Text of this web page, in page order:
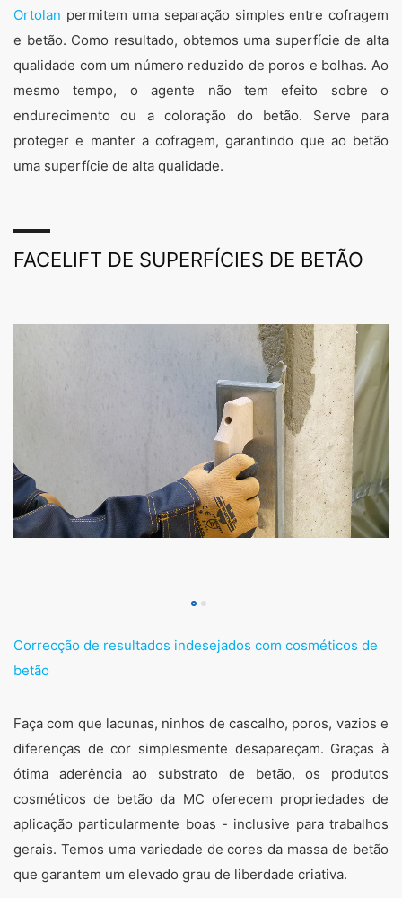
Ortolan permitem uma separação simples entre cofragem
e betão. Como resultado, obtemos uma superfície de alta
qualidade com um número reduzido de poros e bolhas. Ao
mesmo tempo, o agente não tem efeito sobre o
endurecimento ou a coloração do betão. Serve para
proteger e manter a cofragem, garantindo que ao betão
uma superfície de alta qualidade.
FACELIFT DE SUPERFÍCIES DE BETÃO
Correcção de resultados indesejados com cosméticos de
betão
Faça com que lacunas, ninhos de cascalho, poros, vazios e
diferenças de cor simplesmente desapareçam. Graças à
ótima aderência ao substrato de betão, os produtos
cosméticos de betão da MC oferecem propriedades de
aplicação particularmente boas - inclusive para trabalhos
gerais. Temos uma variedade de cores da massa de betão
que garantem um elevado grau de liberdade criativa.